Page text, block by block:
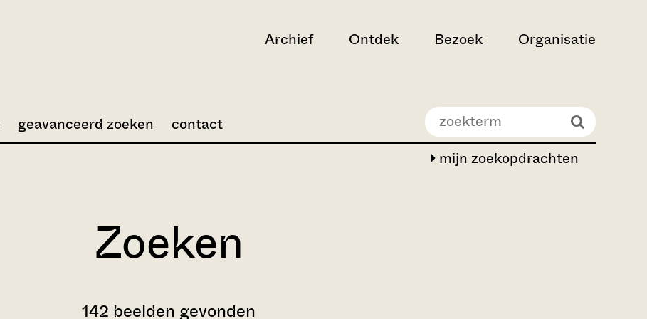
Archief Ontdek Bezoek Organisatie
mijn zoekopdrachten
geavanceerd zoeken contact
Zoeken
142 beelden gevonden